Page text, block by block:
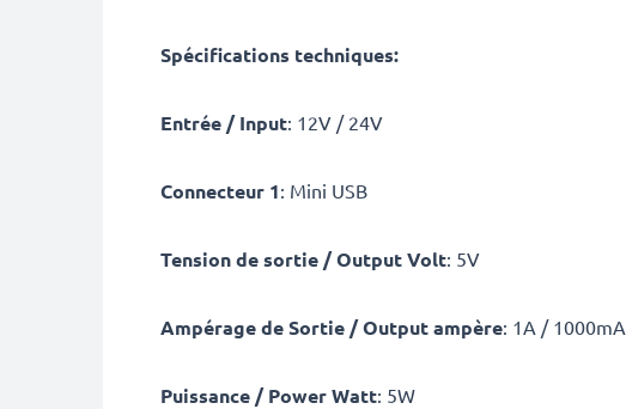
Spécifications techniques:
Entrée / Input: 12V / 24V
Connecteur 1: Mini USB
Tension de sortie / Output Volt: 5V
Ampérage de Sortie / Output ampère: 1A / 1000mA
Puissance / Power Watt: 5W